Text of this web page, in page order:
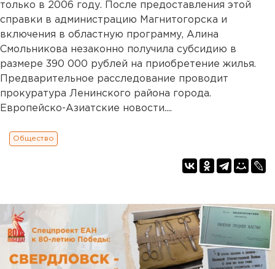
только в 2006 году. После предоставления этой
справки в администрацию Магнитогорска и
включения в областную программу, Алина
Смольникова незаконно получила субсидию в
размере 390 000 рублей на приобретение жилья.
Предварительное расследование проводит
прокуратура Ленинского района города.
Европейско-Азиатские новости....
Общество